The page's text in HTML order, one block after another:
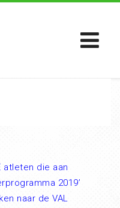
atleten die aan
2019’
naar de VAL